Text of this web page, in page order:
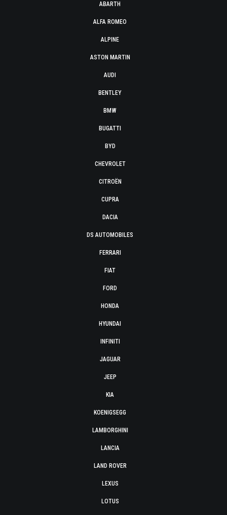
ABARTH
ALFA ROMEO
ALPINE
ASTON MARTIN
AUDI
BENTLEY
BMW
BUGATTI
BYD
CHEVROLET
CITROËN
CUPRA
DACIA
DS AUTOMOBILES
FERRARI
FIAT
FORD
HONDA
HYUNDAI
INFINITI
JAGUAR
JEEP
KIA
KOENIGSEGG
LAMBORGHINI
LANCIA
LAND ROVER
LEXUS
LOTUS